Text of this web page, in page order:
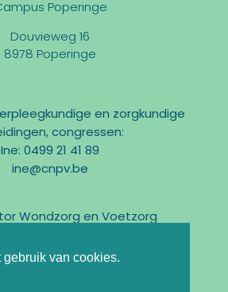
gebruik van cookies.
Poperinge
Douvieweg 16
8978 Poperinge
en zorgkundige
congressen:
Ine: 0499 21 41 89
ine@cnpv.be
Wondzorg en Voetzorg
marc@cnpv.be